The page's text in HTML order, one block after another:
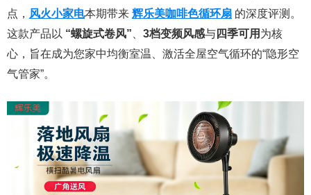
点， 风火小家电本期带来 辉乐美咖啡色循环扇 的深度评测。
这款产品以 “螺旋式卷风” 3档变频风感与四季可用 为核
心，旨在成为您家中均衡室温、激活全屋空气循环的“隐形空
气管家”。